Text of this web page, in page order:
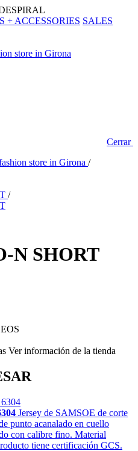
+ ACCESSORIES SALES
Cerrar
store in Girona /
/
N SHORT
Ver información de la tienda
Jersey de SAMSOE de corte
punto acanalado en cuello
con calibre fino. Material
tiene certificación GCS.